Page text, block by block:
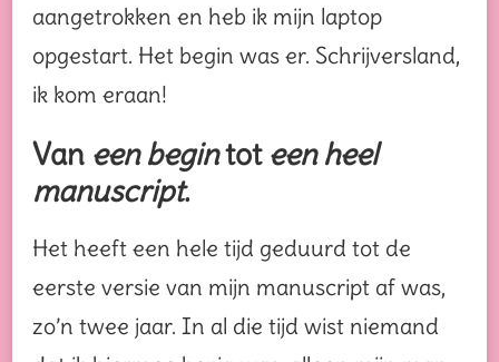
aangetrokken en heb ik mijn laptop
opgestart. Het begin was er. Schrijversland,
ik kom eraan!
Van een begintot een heel
manuscript.
Het heeft een hele tijd geduurd tot de
eerste versie van mijn manuscript af was,
zo’n twee jaar. In al die tijd wist niemand